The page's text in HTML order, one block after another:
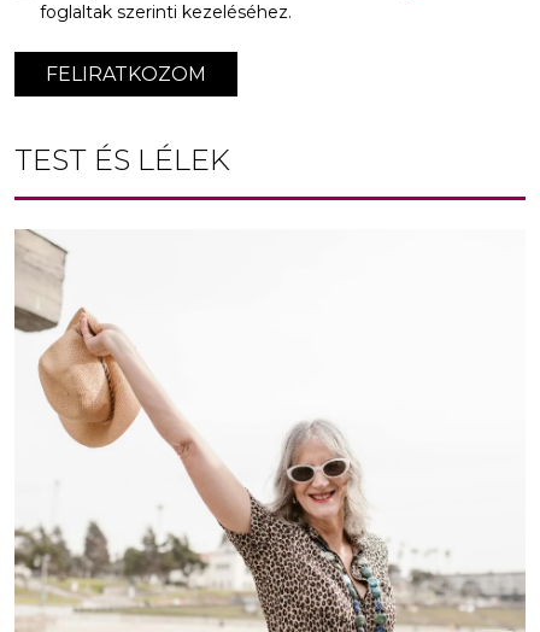
FELIRATKOZOM
foglaltak szerinti kezeléséhez.
TEST ÉS LÉLEK